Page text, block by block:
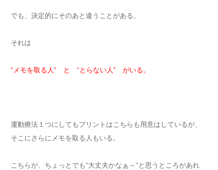
でも、決定的にそのあと違うことがある。
それは
“メモを取る人” と “とらない人” がいる。
運動療法１つにしてもプリントはこちらも用意はしているが、
そこにさらにメモを取る人もいる。
こちらが、ちょっとでも“大丈夫かなぁ～”と思うところがあれ